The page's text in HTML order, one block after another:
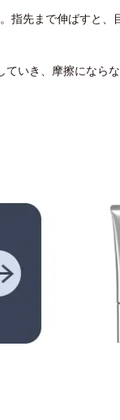
指先まで伸ばすと、
いき、摩擦になら